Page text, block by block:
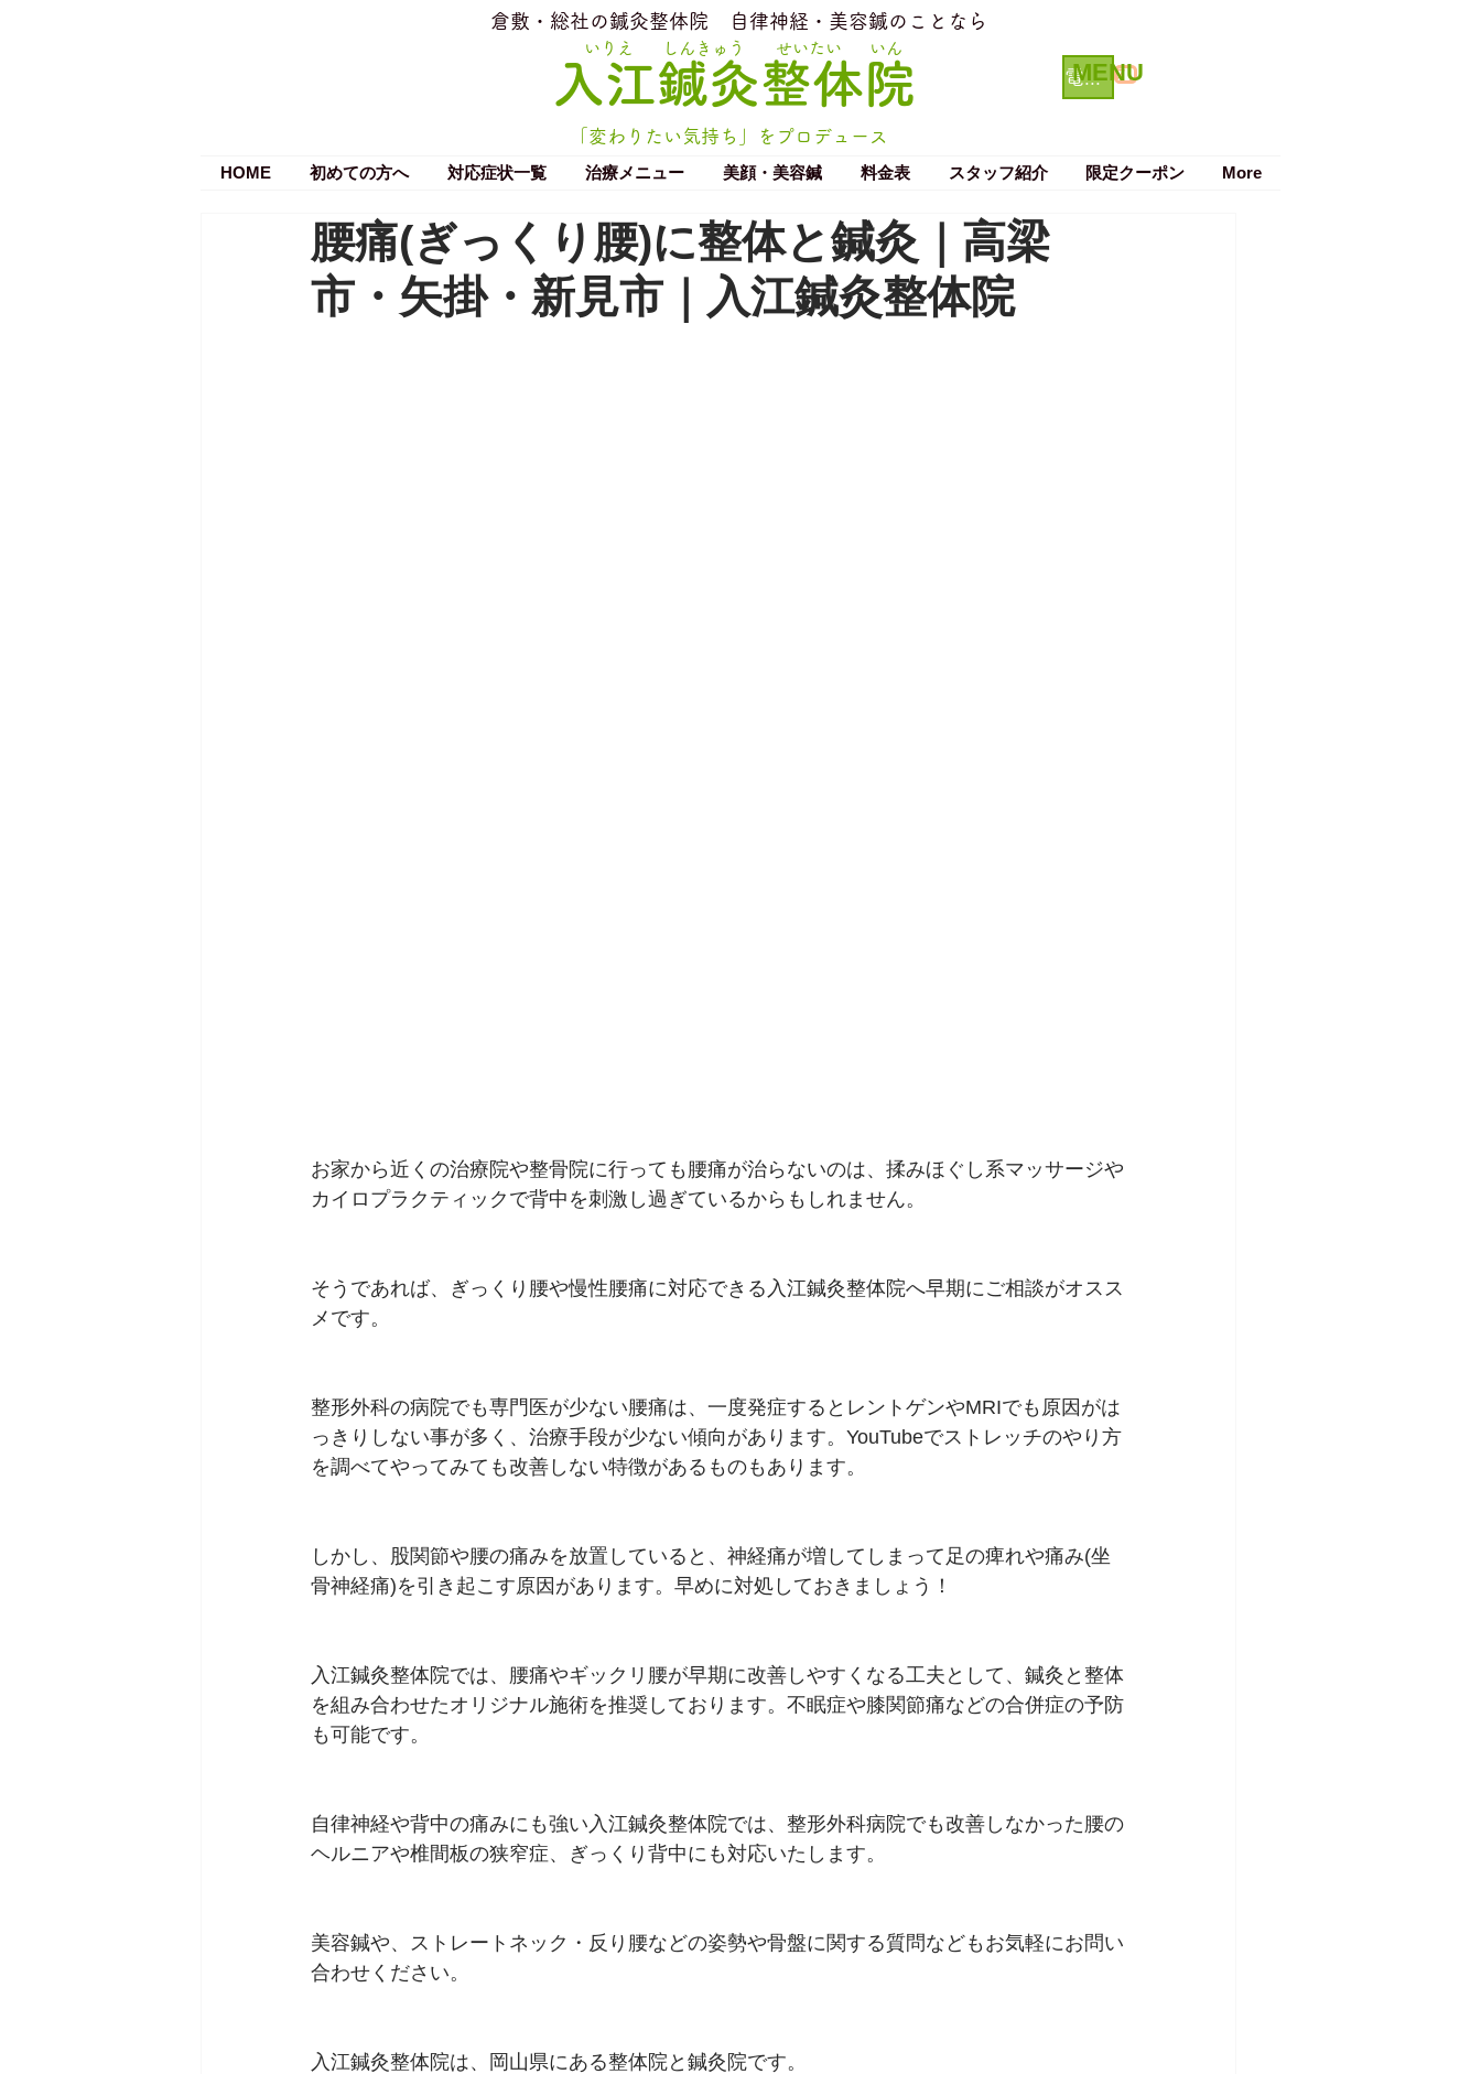
いりえ
​倉敷・総社の鍼灸整体院 ​自律神経・美容鍼のことなら
​入江鍼灸整体院
せいたい
しんきゅう いん
電話で予約する クーポン
MENU
「変わりたい気持ち」をプロデュース
HOME
初めての方へ 対応症状一覧 治療メニュー 美顔・美容鍼 料金表 スタッフ紹介 限定クーポン More
腰痛(ぎっくり腰)に整体と鍼灸｜高梁
市・矢掛・新見市｜入江鍼灸整体院
お家から近くの治療院や整骨院に行っても腰痛が治らないのは、揉みほぐし系マッサージや
カイロプラクティックで背中を刺激し過ぎているからもしれません。
そうであれば、ぎっくり腰や慢性腰痛に対応できる入江鍼灸整体院へ早期にご相談がオスス
メです。
整形外科の病院でも専門医が少ない腰痛は、一度発症するとレントゲンやMRIでも原因がは
っきりしない事が多く、治療手段が少ない傾向があります。YouTubeでストレッチのやり方
を調べてやってみても改善しない特徴があるものもあります。
しかし、股関節や腰の痛みを放置していると、神経痛が増してしまって足の痺れや痛み(坐
骨神経痛)を引き起こす原因があります。早めに対処しておきましょう！
入江鍼灸整体院では、腰痛やギックリ腰が早期に改善しやすくなる工夫として、鍼灸と整体
を組み合わせたオリジナル施術を推奨しております。不眠症や膝関節痛などの合併症の予防
も可能です。
自律神経や背中の痛みにも強い入江鍼灸整体院では、整形外科病院でも改善しなかった腰の
ヘルニアや椎間板の狭窄症、ぎっくり背中にも対応いたします。
美容鍼や、ストレートネック・反り腰などの姿勢や骨盤に関する質問などもお気軽にお問い
合わせください。
入江鍼灸整体院は、岡山県にある整体院と鍼灸院です。